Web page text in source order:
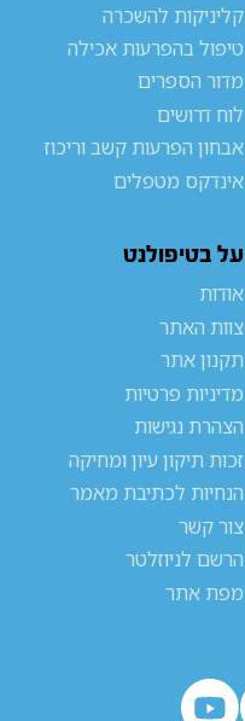
קליניקות להשכרה
טיפול בהפרעות אכילה
מדור הספרים
לוח דרושים
אבחון הפרעות קשב וריכוז
אינדקס מטפלים
על בטיפולנט
אודות
צוות האתר
תקנון אתר
מדיניות פרטיות
הצהרת נגישות
זכות תיקון עיון ומחיקה
הנחיות לכתיבת מאמר
צור קשר
הרשם לניוזלטר
מפת אתר